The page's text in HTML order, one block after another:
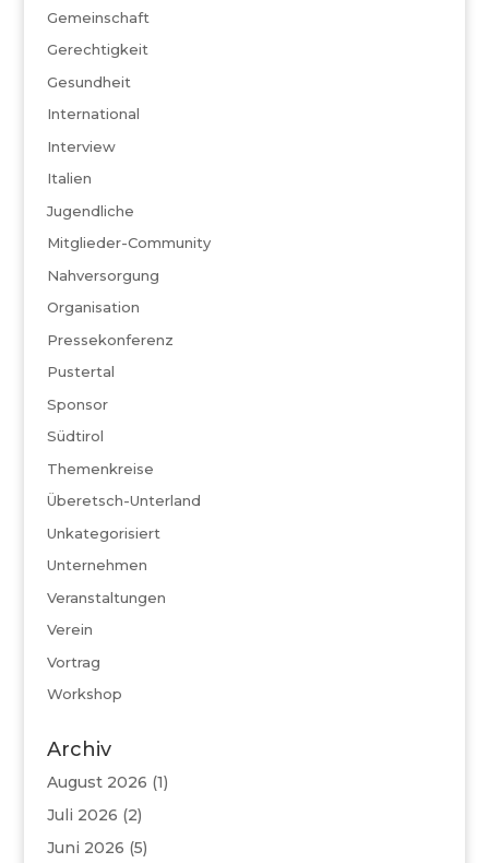
Gemeinschaft
Gerechtigkeit
Gesundheit
International
Interview
Italien
Jugendliche
Mitglieder-Community
Nahversorgung
Organisation
Pressekonferenz
Pustertal
Sponsor
Südtirol
Themenkreise
Überetsch-Unterland
Unkategorisiert
Unternehmen
Veranstaltungen
Verein
Vortrag
Workshop
Archiv
August 2026 (1)
Juli 2026 (2)
Juni 2026 (5)